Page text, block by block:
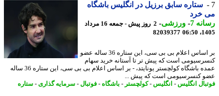
ستاره سابق برزیل در انگلیس باشگاه
خرد
7
-ورزشی-
2 روز پیش - جمعه 16 مرداد
82039377
بر اساس اعلام بی بی سی، این ستاره 36 ساله عضو
است که پیش تر تا آستانه خرید سهام
عمده باشگاه کولچستر یونایتد، - بر اساس اعلام بی بی سی، این ستاره 36 ساله
کنسرسیومی است که پیش ...
انگلیس-انگلیس-کولچستر-باشگاه-فوتبال-سرمایه گذاری- ستاره